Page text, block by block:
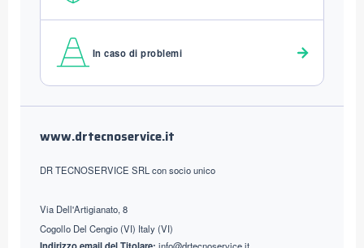
In caso di problemi
www.drtecnoservice.it
DR TECNOSERVICE SRL con socio unico
Via Dell'Artigianato, 8
Cogollo Del Cengio (VI) Italy (VI)